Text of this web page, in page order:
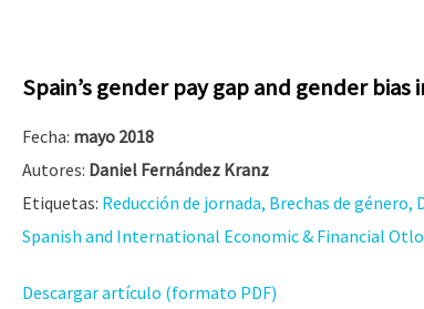
Spain’s gender pay gap and gender
Fecha: mayo 2018
Autores: Daniel Fernández Kranz
Etiquetas: Reducción de jornada, Brechas de
Spanish and International Economic & Financial
Descargar artículo (formato PDF)